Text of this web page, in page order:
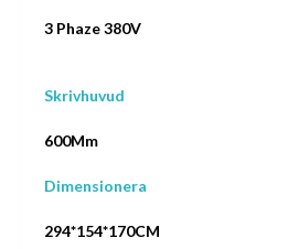
3 Phaze 380V
Skrivhuvud
600Mm
Dimensionera
294*154*170CM